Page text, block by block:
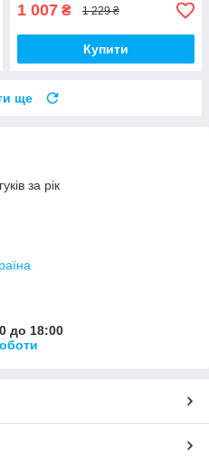
1 007 ₴ 1 229 ₴
Купити
ще
за рік
до 18:00